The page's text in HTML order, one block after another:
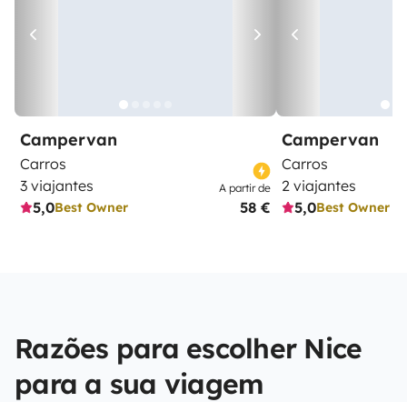
Campervan
Carros
3 viajantes
5,0Best Owner
A partir de
58 €
Campervan
Carros
2 viajantes
5,0Best Owner
Razões para escolher Nice
para a sua viagem